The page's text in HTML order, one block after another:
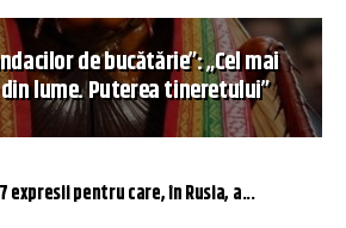
de bucătărie”: „Cel mai
lume. Puterea tineretului”
expresii pentru care, în Rusia, a...